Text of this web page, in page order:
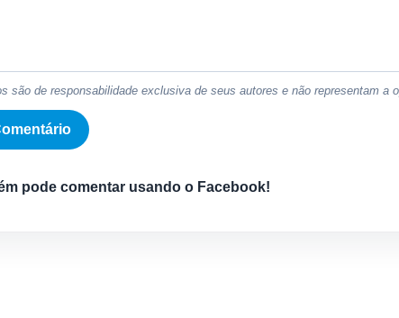
são de responsabilidade exclusiva de seus autores e não representam a
pode comentar usando o Facebook!